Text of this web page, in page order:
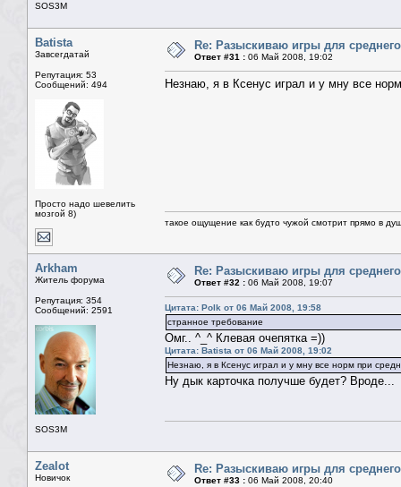
SOS3M
Batista
Завсегдатай
Репутация: 53
Сообщений: 494
Просто надо шевелить
мозгой 8)
Re: Разыскиваю игры для
Ответ #31 : 06 Май 2008, 19:02
Незнаю, я в Ксенус играл и у мну все
такое ощущение как будто чужой смотрит прямо в
Arkham
Житель форума
Репутация: 354
Сообщений: 2591
SOS3M
Re: Разыскиваю игры для
Ответ #32 : 06 Май 2008, 19:07
Цитата: Polk от 06 Май 2008, 19:58
странное требование
Омг.. ^_^ Клевая очепятка =))
Цитата: Batista от 06 Май 2008, 19:02
Незнаю, я в Ксенус играл и у мну все норм при
Ну дык карточка получше будет? Вроде...
Zealot
Новичок
Re: Разыскиваю игры для
Ответ #33 : 06 Май 2008, 20:40